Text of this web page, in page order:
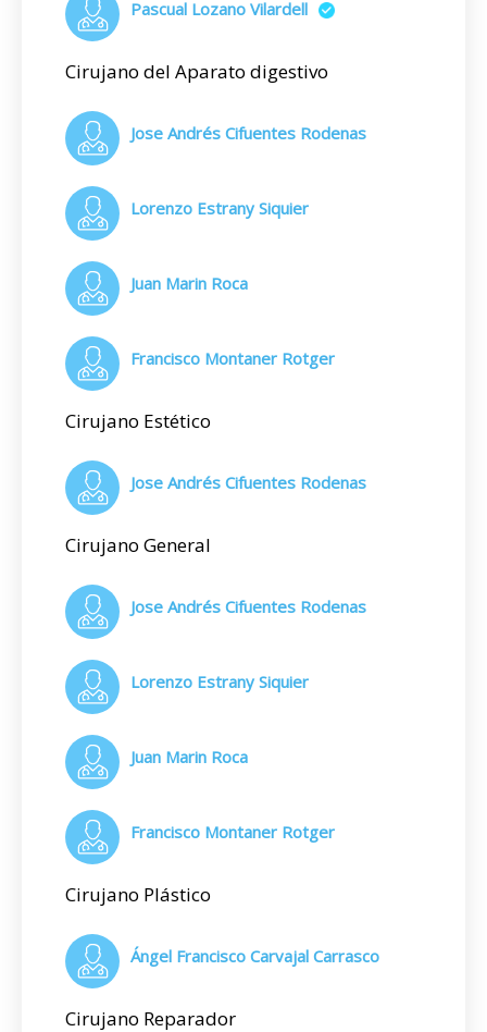
Pascual Lozano Vilardell
Cirujano del Aparato digestivo
Jose Andrés Cifuentes Rodenas
Lorenzo Estrany Siquier
Juan Marin Roca
Francisco Montaner Rotger
Cirujano Estético
Jose Andrés Cifuentes Rodenas
Cirujano General
Jose Andrés Cifuentes Rodenas
Lorenzo Estrany Siquier
Juan Marin Roca
Francisco Montaner Rotger
Cirujano Plástico
Ángel Francisco Carvajal Carrasco
Cirujano Reparador